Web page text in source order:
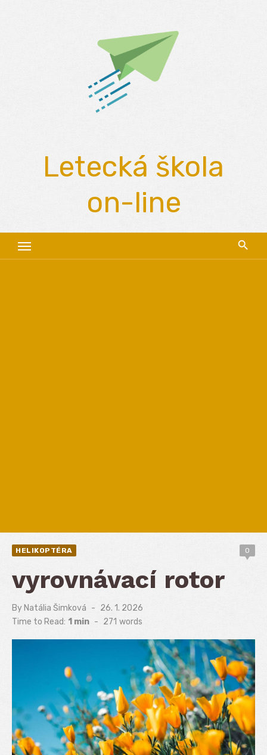
Letecká škola
on-line
HELIKOPTÉRA 0
vyrovnávací rotor
By Natália Šimková
Posted
on
26. 1. 2026
Time to Read: 1 min - 271 words